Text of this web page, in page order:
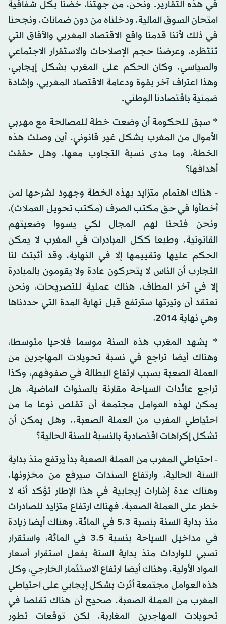
في هذه التقارير. ونحن، من جهتنا، خضنا بكل شفافية
امتحان السوق المالية، ودخلناه من دون ضمانات، ونجحنا
في ذلك لأننا قدمنا واقع الاقتصاد المغربي والآفاق التي
تنتظره، وعرضنا حجم الإصلاحات والاستقرار الاجتماعي
والسياسي. وكان الحكم على المغرب بشكل إيجابي.
وهذا اعتراف آخر بقوة ودعامة الاقتصاد المغربي، وإشادة
ضمنية باقتصادنا الوطني.
* سبق للحكومة أن وضعت خطة للمصالحة مع مهربي
الأموال من المغرب بشكل غير قانوني. أين وصلت هذه
الخطة، وما مدى نسبة التجاوب معها، وهل حققت
أهدافها؟
- هناك اهتمام متزايد بهذه الخطة وجهود لشرحها لمن
أخطأوا في حق مكتب الصرف (مكتب تحويل العملات)،
ونحن فتحنا لهم المجال لكي يسووا وضعيتهم
القانونية. وطبعا ككل المبادرات في المغرب لا يمكن
الحكم عليها وتقييمها إلا في النهاية، وقد أثبتت لنا
التجارب أن الناس لا يتحركون عادة ولا يقومون بالمبادرة
إلا في آخر المطاف. هناك عملية للتصريحات، ونحن
نعتقد أن وتيرتها سترتفع قبل نهاية المدة التي حددناها
وهي نهاية 2014.
* يشهد المغرب هذه السنة موسما فلاحيا متوسطا،
وهناك أيضا تراجع في نسبة تحويلات المهاجرين من
العملة الصعبة بسبب ارتفاع البطالة في صفوفهم، وكذا
تراجع عائدات السياحة مقارنة بالسنوات الماضية. هل
يمكن لهذه العوامل مجتمعة أن تقلص نوعا ما من
احتياطي المغرب من العملة الصعبة.. وهل يمكن أن
تشكل إكراهات اقتصادية بالنسبة للسنة الحالية؟
- احتياطي المغرب من العملة الصعبة بدأ يرتفع منذ بداية
السنة الحالية. وارتفاع السندات سيرفع من مخزونها.
وهناك عدة إشارات إيجابية في هذا الإطار تؤكد أنه لا
خطر على العملة الصعبة. فهناك ارتفاع متزايد للصادرات
منذ بداية السنة بنسبة 5.3 في المائة، وهناك أيضا زيادة
في مداخيل السياحة بنسبة 3.5 في المائة، واستقرار
نسبي للواردات منذ بداية السنة بفعل استقرار أسعار
المواد الأولية، وهناك أيضا ارتفاع الاستثمار الخارجي، وكل
هذه العوامل مجتمعة أثرت بشكل إيجابي على احتياطي
المغرب من العملة الصعبة. صحيح أن هناك تقلصا في
تحويلات المهاجرين المغاربة، لكن توقعات تطور